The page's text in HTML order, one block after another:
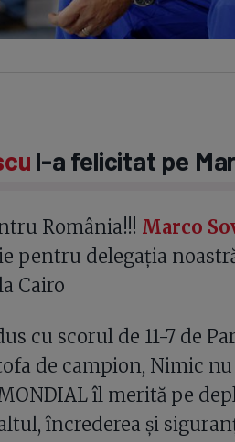
l-a felicitat pe
România!!! Marco
pentru delegația
Cairo
cu scorul de 11-7 de
de campion, Nimic
îl merită pe
încrederea și